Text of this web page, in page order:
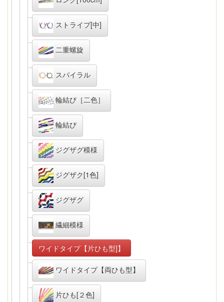
ストライプ[中]
二重螺旋
スパイラル
輪結び［二色］
輪結び
ジグザグ模様
ジグザク[1色]
ジグザグ
繊細模様
ワイドタイプ【片ひも型]】
ワイドタイプ【両ひも型】
片ひも[２色]